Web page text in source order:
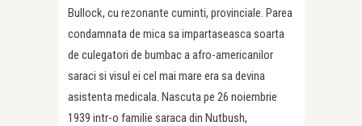
Bullock, cu rezonante cuminti, provinciale. Parea
condamnata de mica sa impartaseasca soarta
de culegatori de bumbac a afro-americanilor
saraci si visul ei cel mai mare era sa devina
asistenta medicala. Nascuta pe 26 noiembrie
1939 intr-o familie saraca din Nutbush,